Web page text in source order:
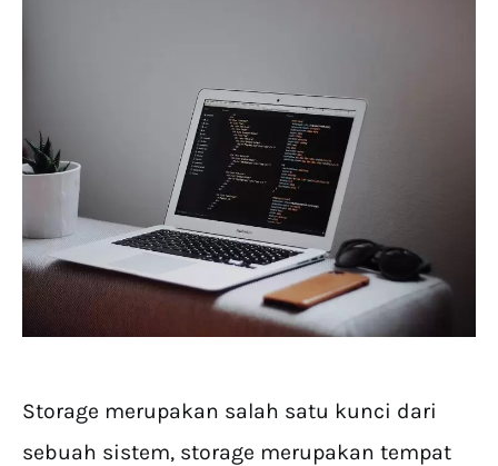
Storage merupakan salah satu kunci dari
sebuah sistem, storage merupakan tempat